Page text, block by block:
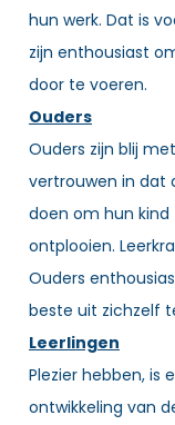
hun werk. Dat is
zijn enthousiast
door te voeren.
Ouders
Ouders zijn blij
vertrouwen in dat
doen om hun
ontplooien.
Ouders
beste uit zichzelf
Leerlingen
Plezier hebben, is
ontwikkeling van